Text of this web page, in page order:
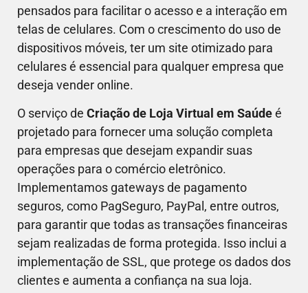
pensados para facilitar o acesso e a interação em
telas de celulares. Com o crescimento do uso de
dispositivos móveis, ter um site otimizado para
celulares é essencial para qualquer empresa que
deseja vender online.
O serviço de Criação de Loja Virtual em Saúdeé
projetado para fornecer uma solução completa
para empresas que desejam expandir suas
operações para o comércio eletrônico.
Implementamos gateways de pagamento
seguros, como PagSeguro, PayPal, entre outros,
para garantir que todas as transações financeiras
sejam realizadas de forma protegida. Isso inclui a
implementação de SSL, que protege os dados dos
clientes e aumenta a confiança na sua loja.